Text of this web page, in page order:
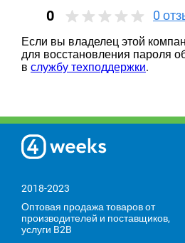
0 0
Если вы владелец этой
для восстановления пароля
в службу техподдержки.
2018-2023
Оптовая продажа товаров от
производителей и поставщиков,
услуги B2B